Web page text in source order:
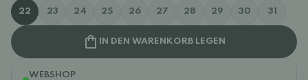
22 23 24 25 26 27 28 29 30 31
IN DEN WARENKORB LEGEN
WEBSHOP